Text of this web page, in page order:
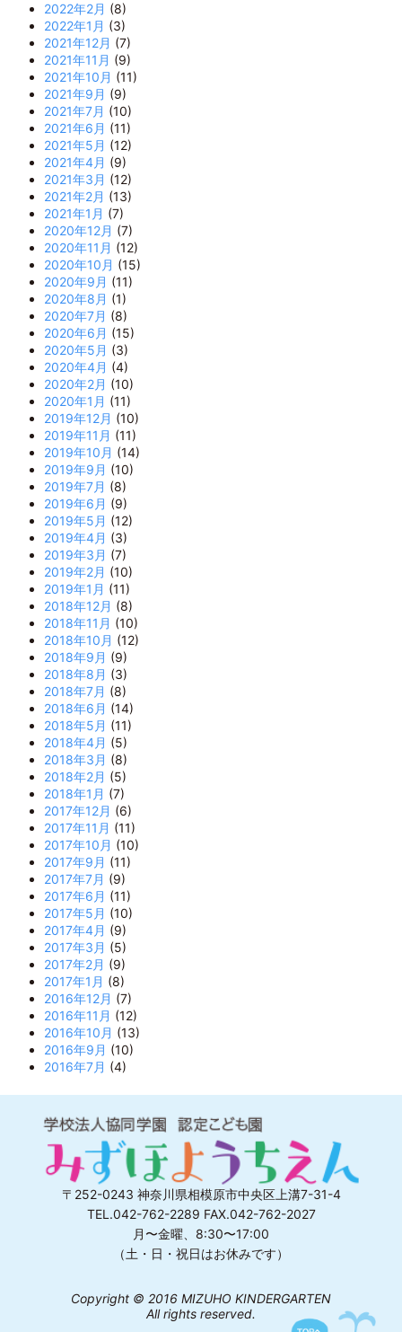
2022年2月 (8)
2022年1月 (3)
2021年12月 (7)
2021年11月 (9)
2021年10月 (11)
2021年9月 (9)
2021年7月 (10)
2021年6月 (11)
2021年5月 (12)
2021年4月 (9)
2021年3月 (12)
2021年2月 (13)
2021年1月 (7)
2020年12月 (7)
2020年11月 (12)
2020年10月 (15)
2020年9月 (11)
2020年8月 (1)
2020年7月 (8)
2020年6月 (15)
2020年5月 (3)
2020年4月 (4)
2020年2月 (10)
2020年1月 (11)
2019年12月 (10)
2019年11月 (11)
2019年10月 (14)
2019年9月 (10)
2019年7月 (8)
2019年6月 (9)
2019年5月 (12)
2019年4月 (3)
2019年3月 (7)
2019年2月 (10)
2019年1月 (11)
2018年12月 (8)
2018年11月 (10)
2018年10月 (12)
2018年9月 (9)
2018年8月 (3)
2018年7月 (8)
2018年6月 (14)
2018年5月 (11)
2018年4月 (5)
2018年3月 (8)
2018年2月 (5)
2018年1月 (7)
2017年12月 (6)
2017年11月 (11)
2017年10月 (10)
2017年9月 (11)
2017年7月 (9)
2017年6月 (11)
2017年5月 (10)
2017年4月 (9)
2017年3月 (5)
2017年2月 (9)
2017年1月 (8)
2016年12月 (7)
2016年11月 (12)
2016年10月 (13)
2016年9月 (10)
2016年7月 (4)
〒252-0243 神奈川県相模原市中央区上溝7-31-4
TEL.042-762-2289 FAX.042-762-2027
月〜金曜、8:30〜17:00
（土・日・祝日はお休みです）
Copyright © 2016 MIZUHO KINDERGARTEN
All rights reserved.